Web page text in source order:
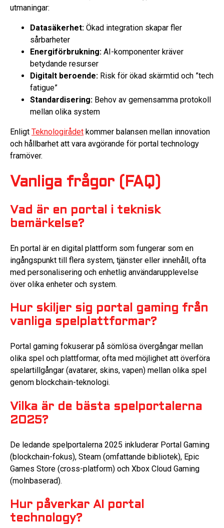
utmaningar:
Datasäkerhet: Ökad integration skapar fler
sårbarheter
Energiförbrukning: AI-komponenter kräver
betydande resurser
Digitalt beroende: Risk för ökad skärmtid och ”tech
fatigue”
Standardisering: Behov av gemensamma protokoll
mellan olika system
Enligt Teknologirådet kommer balansen mellan innovation
och hållbarhet att vara avgörande för portal technology
framöver.
Vanliga frågor (FAQ)
Vad är en portal i teknisk
bemärkelse?
En portal är en digital plattform som fungerar som en
ingångspunkt till flera system, tjänster eller innehåll, ofta
med personalisering och enhetlig användarupplevelse
över olika enheter och system.
Hur skiljer sig portal gaming från
vanliga spelplattformar?
Portal gaming fokuserar på sömlösa övergångar mellan
olika spel och plattformar, ofta med möjlighet att överföra
spelartillgångar (avatarer, skins, vapen) mellan olika spel
genom blockchain-teknologi.
Vilka är de bästa spelportalerna
2025?
De ledande spelportalerna 2025 inkluderar Portal Gaming
(blockchain-fokus), Steam (omfattande bibliotek), Epic
Games Store (cross-platform) och Xbox Cloud Gaming
(molnbaserad).
Hur påverkar AI portal
technology?